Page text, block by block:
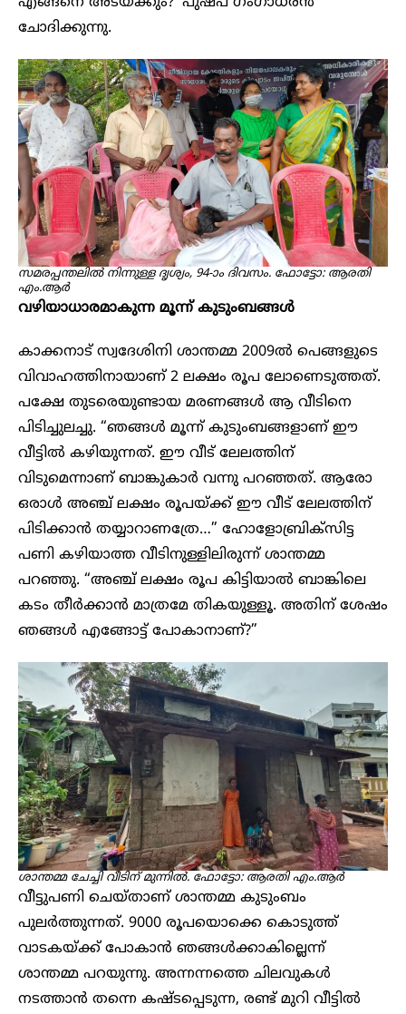
ചോദിക്കുന്നു.
സമരപ്പന്തലിൽ നിന്നുള്ള ദൃശ്യം, 94-ാം ദിവസം. ഫോട്ടോ: ആരതി
എം.ആ​ർ
വഴിയാധാരമാകുന്ന മൂന്ന് കുടുംബങ്ങൾ
കാക്കനാട് സ്വദേശിനി ശാന്തമ്മ 2009ൽ പെങ്ങളുടെ
വിവാഹത്തിനായാണ് 2 ലക്ഷം രൂപ ലോണെടുത്തത്.
പക്ഷേ തുടരെയുണ്ടായ മരണങ്ങൾ ആ വീടിനെ
പിടിച്ചുലച്ചു. “ഞങ്ങൾ മൂന്ന് കുടുംബങ്ങളാണ് ഈ
വീട്ടിൽ കഴിയുന്നത്. ഈ വീട് ലേലത്തിന്
വിടുമെന്നാണ് ബാങ്കുകാർ വന്നു പറഞ്ഞത്. ആരോ
ഒരാൾ അഞ്ച് ലക്ഷം രൂപയ്ക്ക് ഈ വീട് ലേലത്തിന്
പിടിക്കാൻ തയ്യാറാണത്രേ…” ഹോളോബ്രിക്‌സിട്ട
പണി കഴിയാത്ത വീടിനുള്ളിലിരുന്ന് ശാന്തമ്മ
പറഞ്ഞു. “അഞ്ച് ലക്ഷം രൂപ കിട്ടിയാൽ ബാങ്കിലെ
കടം തീർക്കാൻ മാത്രമേ തികയുള്ളൂ. അതിന് ശേഷം
ഞങ്ങൾ എങ്ങോട്ട് പോകാനാണ്?”
ശാന്തമ്മ ചേച്ചി വീടിന് മുന്നിൽ. ഫോട്ടോ: ആരതി എം.ആർ
വീട്ടുപണി ചെയ്താണ് ശാന്തമ്മ കുടുംബം
പുലർത്തുന്നത്. 9000 രൂപയൊക്കെ കൊടുത്ത്
വാടകയ്ക്ക് പോകാൻ ഞങ്ങൾക്കാകില്ലെന്ന്
ശാന്തമ്മ പറയുന്നു. അന്നന്നത്തെ ചിലവുകൾ
നടത്താൻ തന്നെ കഷ്ടപ്പെടുന്ന, രണ്ട് മുറി വീട്ടിൽ